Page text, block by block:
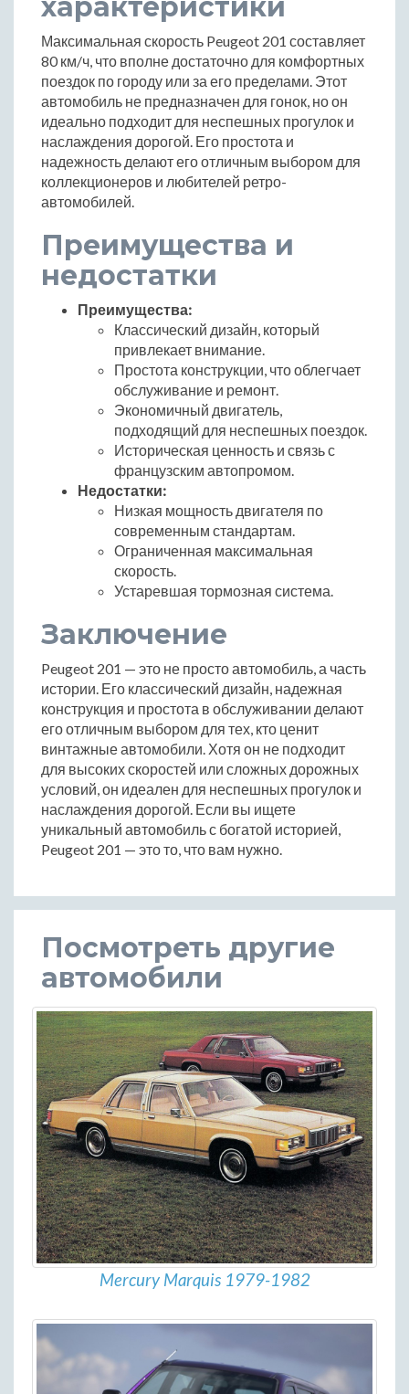
характеристики
Максимальная скорость Peugeot 201 составляет
80 км/ч, что вполне достаточно для комфортных
поездок по городу или за его пределами. Этот
автомобиль не предназначен для гонок, но он
идеально подходит для неспешных прогулок и
наслаждения дорогой. Его простота и
надежность делают его отличным выбором для
коллекционеров и любителей ретро-
автомобилей.
Преимущества и
недостатки
Преимущества:
Классический дизайн, который
привлекает внимание.
Простота конструкции, что облегчает
обслуживание и ремонт.
Экономичный двигатель,
подходящий для неспешных поездок.
Историческая ценность и связь с
французским автопромом.
Недостатки:
Низкая мощность двигателя по
современным стандартам.
Ограниченная максимальная
скорость.
Устаревшая тормозная система.
Заключение
Peugeot 201 — это не просто автомобиль, а часть
истории. Его классический дизайн, надежная
конструкция и простота в обслуживании делают
его отличным выбором для тех, кто ценит
винтажные автомобили. Хотя он не подходит
для высоких скоростей или сложных дорожных
условий, он идеален для неспешных прогулок и
наслаждения дорогой. Если вы ищете
уникальный автомобиль с богатой историей,
Peugeot 201 — это то, что вам нужно.
Посмотреть другие
автомобили
Mercury Marquis 1979-1982